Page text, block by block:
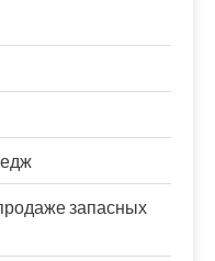
запасных